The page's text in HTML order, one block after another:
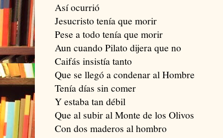
Así ocurrió
Jesucristo tenía que morir
Pese a todo tenía que morir
Aun cuando Pilato dijera que no
Caifás insistía tanto
Que se llegó a condenar al Hombre
Tenía días sin comer
Y estaba tan débil
Que al subir al Monte de los Olivos
Con dos maderos al hombro